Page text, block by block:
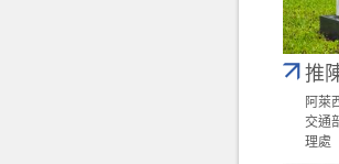
推
阿萊
交通
理處